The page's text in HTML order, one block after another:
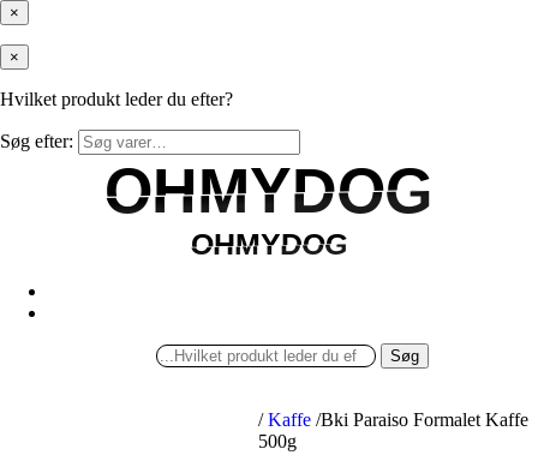
×
×
Hvilket produkt leder du efter?
Søg efter:
OHMYDOG
OHMYDOG
OHMYDOG
OHMYDOG
Søg
/ Kaffe /Bki Paraiso Formalet Kaffe
500g